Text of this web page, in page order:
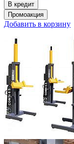
Добавить в корзину